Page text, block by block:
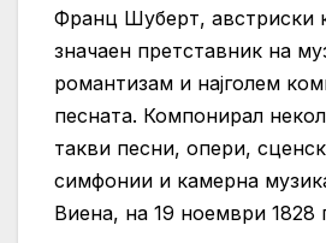
Франц Шуберт, австриски
значаен претставник на
романтизам и најголем
песната. Компонирал
такви песни, опери,
симфонии и камерна
Виена, на 19 ноември 1828